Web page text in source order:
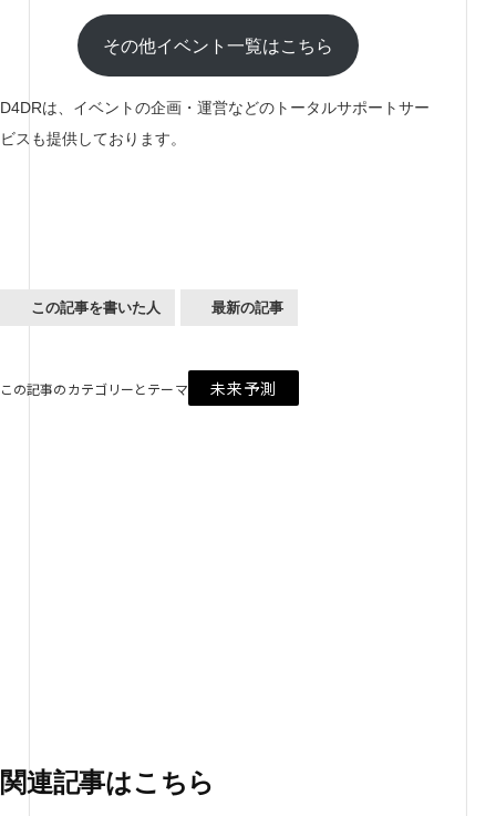
その他イベント一覧はこちら
D4DRは、イベントの企画・運営などのトータルサポートサー
ビスも提供しております。
この記事を書いた人 最新の記事
この記事のカテゴリーとテーマ 未来予測
関連記事はこちら